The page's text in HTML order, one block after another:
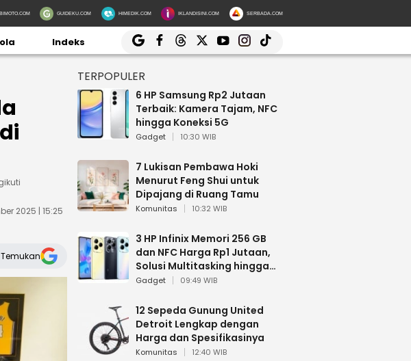
GUIDEKU.COM HIMEDIK.COM IKLANDISINI.COM SERBADA.COM
Indeks
2025 | 15:25
TERPOPULER
6 HP Samsung Rp2 Jutaan
Terbaik: Kamera Tajam, NFC
hingga Koneksi 5G
Gadget 10:30 WIB
7 Lukisan Pembawa Hoki
Menurut Feng Shui untuk
Dipajang di Ruang Tamu
Komunitas 10:32 WIB
3 HP Infinix Memori 256 GB
dan NFC Harga Rp1 Jutaan,
Solusi Multitasking hingga
Gaming
Gadget 09:49 WIB
12 Sepeda Gunung United
Detroit Lengkap dengan
Harga dan Spesifikasinya
Komunitas 12:40 WIB